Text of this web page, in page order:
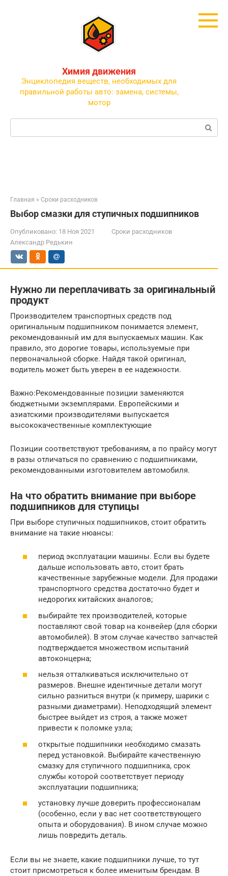
Химия движения
Энциклопедия веществ, необходимых для
правильной работы авто: замена, системы,
мотор
Поиск:
Главная » Сроки расходников
Выбор смазки для ступичных подшипников
Опубликовано: 18 Ноя 2021
Сроки расходников
Александр Редькин
Нужно ли переплачивать за оригинальный
продукт
Производителем транспортных средств под
оригинальным подшипником понимается элемент,
рекомендованный им для выпускаемых машин. Как
правило, это дорогие товары, используемые при
первоначальной сборке. Найдя такой оригинал,
водитель может быть уверен в ее надежности.
Важно:Рекомендованные позиции заменяются
бюджетными экземплярами. Европейскими и
азиатскими производителями выпускается
высококачественные комплектующие
Позиции соответствуют требованиям, а по прайсу могут
в разы отличаться по сравнению с подшипниками,
рекомендованными изготовителем автомобиля.
На что обратить внимание при выборе
подшипников для ступицы
При выборе ступичных подшипников, стоит обратить
внимание на такие нюансы:
период эксплуатации машины. Если вы будете
дальше использовать авто, стоит брать
качественные зарубежные модели. Для продажи
транспортного средства достаточно будет и
недорогих китайских аналогов;
выбирайте тех производителей, которые
поставляют свой товар на конвейер (для сборки
автомобилей). В этом случае качество запчастей
подтверждается множеством испытаний
автоконцерна;
нельзя отталкиваться исключительно от
размеров. Внешне идентичные детали могут
сильно разниться внутри (к примеру, шарики с
разными диаметрами). Неподходящий элемент
быстрее выйдет из строя, а также может
привести к поломке узла;
открытые подшипники необходимо смазать
перед установкой. Выбирайте качественную
смазку для ступичного подшипника, срок
службы которой соответствует периоду
эксплуатации подшипника;
установку лучше доверить профессионалам
(особенно, если у вас нет соответствующего
опыта и оборудования). В ином случае можно
лишь повредить деталь.
Если вы не знаете, какие подшипники лучше, то тут
стоит присмотреться к более именитым брендам. В